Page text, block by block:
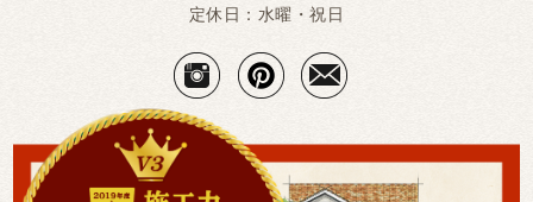
定休日：水曜・祝日